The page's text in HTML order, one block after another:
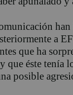
a
que ha
que éste tenía
posible